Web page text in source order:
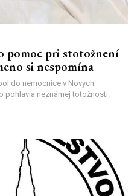
pomoc pri stotožnení
si nespomína
do nemocnice v Nových
pohlavia neznámej totožnosti.